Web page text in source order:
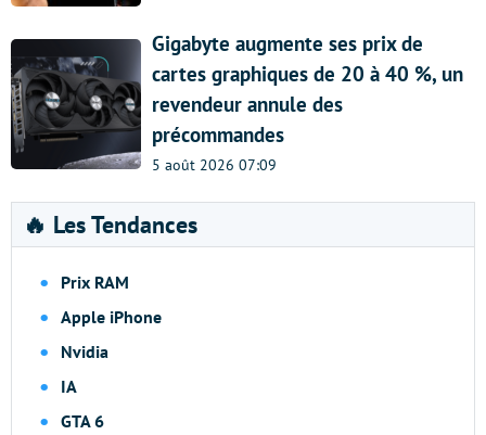
Gigabyte augmente ses prix de
cartes graphiques de 20 à 40 %, un
revendeur annule des
précommandes
5 août 2026 07:09
🔥 Les Tendances
Prix RAM
Apple iPhone
Nvidia
IA
GTA 6